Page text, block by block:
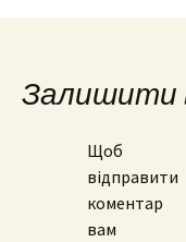
Залишити
Щоб
відправити
коментар
вам